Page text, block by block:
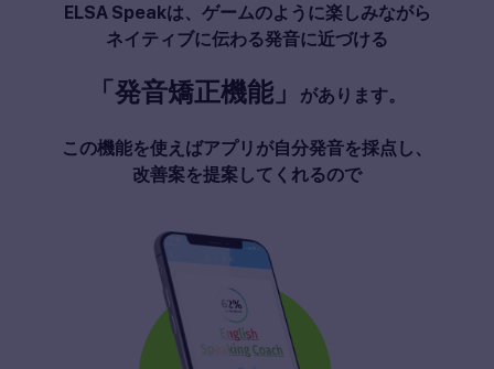
ELSA Speakは、ゲームのように楽しみながら
ネイティブに伝わる発音に近づける
「発音矯正機能」 があります。
この機能を使えばアプリが自分発音を採点し、
改善案を提案してくれるので